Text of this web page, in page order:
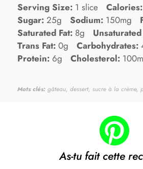
Serving Size: 1 slice Calories:
Sugar: 25g Sodium: 150mg
Saturated Fat: 8g Unsaturated
Trans Fat: 0g Carbohydrates:
Protein: 6g Cholesterol:
Mots clés: gâteau, dessert, sucre à la crème,
As-tu fait cette